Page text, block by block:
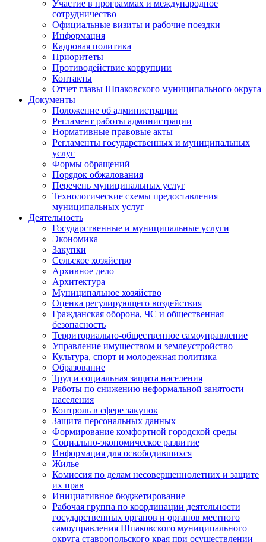
Участие в программах и международное
сотрудничество
Официальные визиты и рабочие поездки
Информация
Кадровая политика
Приоритеты
Противодействие коррупции
Контакты
Отчет главы Шпаковского муниципального округа
Документы
Положение об администрации
Регламент работы администрации
Нормативные правовые акты
Регламенты государственных и муниципальных
услуг
Формы обращений
Порядок обжалования
Перечень муниципальных услуг
Технологические схемы предоставления
муниципальных услуг
Деятельность
Государственные и муниципальные услуги
Экономика
Закупки
Сельское хозяйство
Архивное дело
Архитектура
Муниципальное хозяйство
Оценка регулирующего воздействия
Гражданская оборона, ЧС и общественная
безопасность
Территориально-общественное самоуправление
Управление имуществом и землеустройство
Культура, спорт и молодежная политика
Образование
Труд и социальная защита населения
Работы по снижению неформальной занятости
населения
Контроль в сфере закупок
Защита персональных данных
Формирование комфортной городской среды
Социально-экономическое развитие
Информация для освободившихся
Жилье
Комиссия по делам несовершеннолетних и защите
их прав
Инициативное бюджетирование
Рабочая группа по координации деятельности
государственных органов и органов местного
самоуправления Шпаковского муниципального
округа ставропольского края при осуществлении